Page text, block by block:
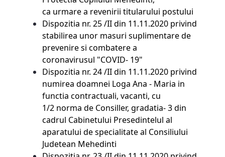
ca urmare a revenirii titularului postului
Dispozitia nr. 25 /II din 11.11.2020 privind
stabilirea unor masuri suplimentare de
prevenire si combatere a
coronavirusul "COVID- 19"
Dispozitia nr. 24 /II din 11.11.2020 privind
numirea doamnei Loga Ana - Maria in
functia contractuali, vacanti, cu
1/2 norma de Consiller, gradatia- 3 din
cadrul Cabinetului Presedintelul al
aparatului de specialitate al Consiliului
Judetean Mehedinti